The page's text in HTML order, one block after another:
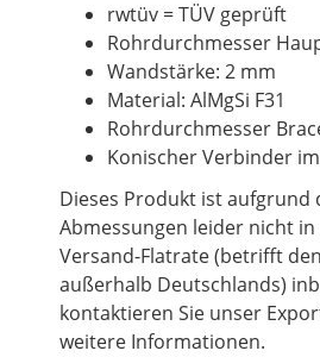
rwtüv = TÜV geprüft
Rohrdurchmesser
Wandstärke: 2 mm
Material: AlMgSi F31
Rohrdurchmesser
Konischer Verbinder
Dieses Produkt ist aufgrund
Abmessungen leider nicht
Versand-Flatrate (betrifft
außerhalb Deutschlands)
kontaktieren Sie unser
weitere Informationen.